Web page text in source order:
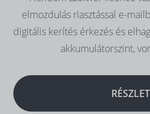
elmozdulás riasztással e-
digitális kerítés érkezés és
akkumulátorszint,